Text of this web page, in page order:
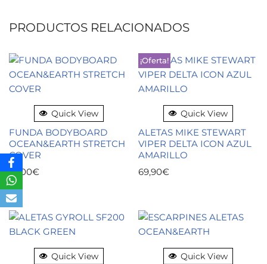
PRODUCTOS RELACIONADOS
Quick View
FUNDA BODYBOARD
OCEAN&EARTH STRETCH
COVER
35,00€
¡Oferta!
Quick View
ALETAS MIKE STEWART
VIPER DELTA ICON AZUL
AMARILLO
69,90€
Quick View Quick View